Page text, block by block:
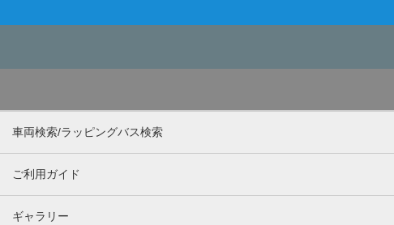
車両検索/ラッピングバス検索
ご利用ガイド
ギャラリー